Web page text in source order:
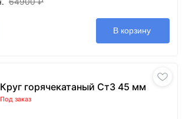
В корзину
Круг горячекатаный Ст3 45 мм
Под заказ